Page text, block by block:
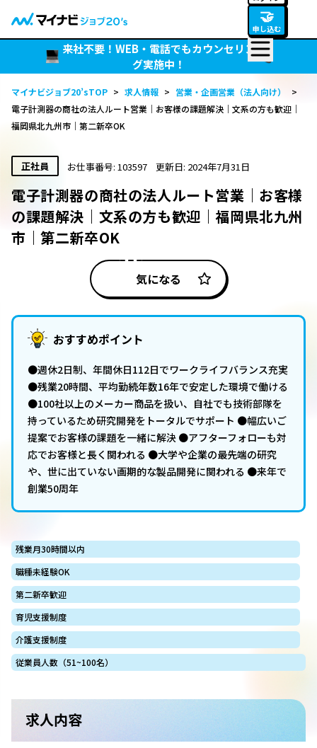
🤝
申し込む
来社不要！WEB・電話でもカウンセリン
グ実施中！
マイナビジョブ20’sTOP > 求人情報 > 営業・企画営業（法人向け）
>
電子計測器の商社の法人ルート営業｜お客様の課題解決｜文系の方も歓迎｜
福岡県北九州市｜第二新卒OK
正社員 お仕事番号: 103597 更新日: 2024年7月31日
電子計測器の商社の法人ルート営業｜お客様
の課題解決｜文系の方も歓迎｜福岡県北九州
市｜第二新卒OK
気になる
おすすめポイント
●週休2日制、年間休日112日でワークライフバランス充実
●残業20時間、平均勤続年数16年で安定した環境で働ける
●100社以上のメーカー商品を扱い、自社でも技術部隊を
持っているため研究開発をトータルでサポート ●幅広いご
提案でお客様の課題を一緒に解決 ●アフターフォローも対
応でお客様と長く関われる ●大学や企業の最先端の研究
や、世に出ていない画期的な製品開発に関われる ●来年で
創業50周年
残業月30時間以内
職種未経験OK
第二新卒歓迎
育児支援制度
介護支援制度
従業員人数（51~100名）
求人内容